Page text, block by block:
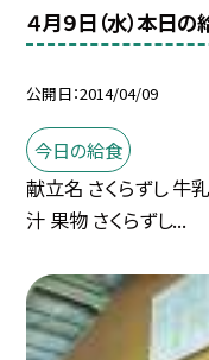
４月９日（水）本日
公開日 2014/04/09
今日の給食
献立名 さくらずし 牛
汁 果物 さくらずし...